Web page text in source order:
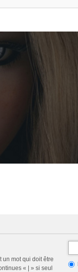
un mot qui doit être
« | » si seul